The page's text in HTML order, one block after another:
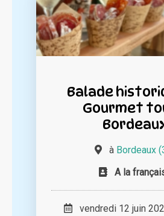
Balade
Gourmet
à Bordeaux
A la
vendredi 12 juin